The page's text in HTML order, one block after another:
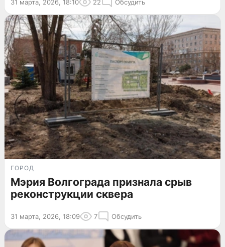
31 марта, 2026, 18:10 22 Обсудить
ГОРОД
Мэрия Волгограда признала срыв
реконструкции сквера
31 марта, 2026, 18:09 7 Обсудить